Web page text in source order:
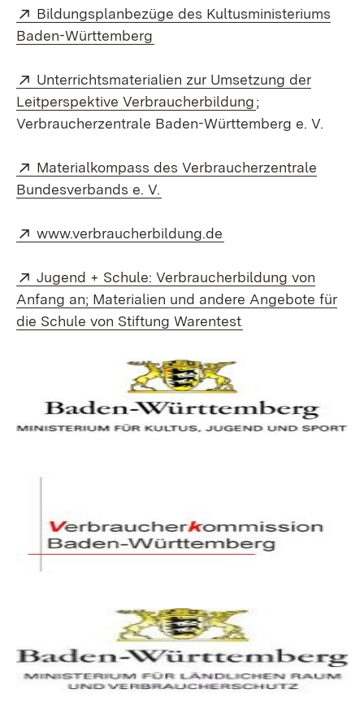
Extern:
Bildungsplanbezüge des Kultusministeriums
Baden-Württemberg
Extern:
Unterrichtsmaterialien zur Umsetzung der
Leitperspektive Verbraucherbildung(Öffnet in
;
Verbraucherzentrale Baden-Württemberg e. V.
Extern:
Materialkompass des Verbraucherzentrale
Bundesverbands e. V.
Extern:
www.verbraucherbildung.de
Extern:
Jugend + Schule: Verbraucher­bildung von
Anfang an; Materialien und andere Angebote für
die Schule von Stiftung Warentest